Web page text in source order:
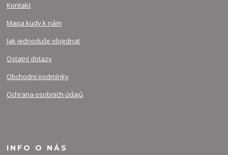
Kontakt
Mapa kudy k nám
Jak jednoduše objednat
Ostatní dotazy
Obchodní podmínky
Ochrana osobních údajů
INFO O NÁS